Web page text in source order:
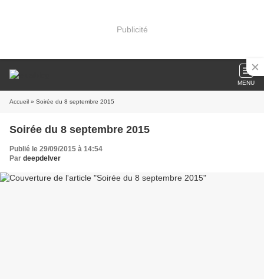
Publicité
MENU
Accueil » Soirée du 8 septembre 2015
Soirée du 8 septembre 2015
Publié le 29/09/2015 à 14:54
Par deepdelver